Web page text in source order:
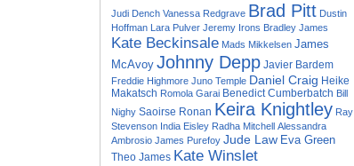
Judi Dench Vanessa Redgrave Brad Pitt Dustin
Hoffman Lara Pulver Jeremy Irons Bradley James
Kate Beckinsale Mads Mikkelsen James
McAvoy Johnny Depp Javier Bardem
Freddie Highmore Juno Temple Daniel Craig Heike
Makatsch Romola Garai Benedict Cumberbatch Bill
Nighy Saoirse Ronan Keira Knightley Ray
Stevenson India Eisley Radha Mitchell Alessandra
Ambrosio James Purefoy Jude Law Eva Green
Theo James Kate Winslet